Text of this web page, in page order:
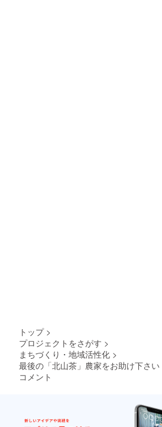
トップ >
プロジェクトをさがす >
まちづくり・地域活性化 >
最後の「北山茶」農家をお助け下さい
コメント